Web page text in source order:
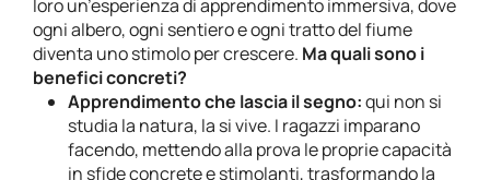
loro un’esperienza di apprendimento immersiva, dove
ogni albero, ogni sentiero e ogni tratto del fiume
diventa uno stimolo per crescere. Ma quali sono i
benefici concreti?
Apprendimento che lascia il segno:qui non si
studia la natura, la si vive. I ragazzi imparano
facendo, mettendo alla prova le proprie capacità
in sfide concrete e stimolanti, trasformando la